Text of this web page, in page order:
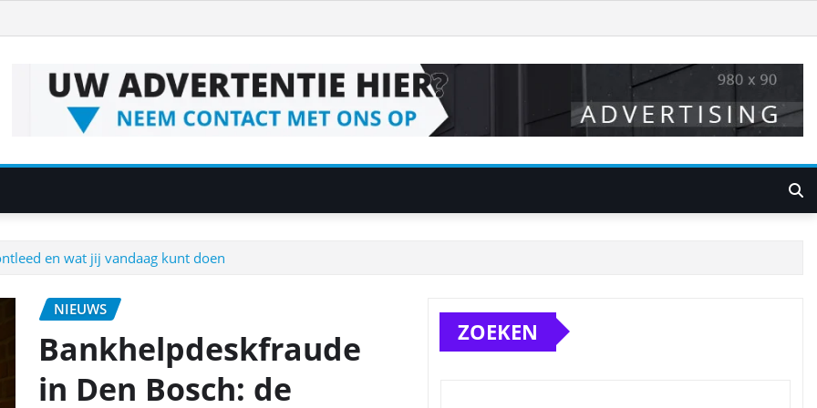
en wat jij vandaag kunt doen
NIEUWS
Bankhelpdeskfraude
in Den Bosch: de
ZOEKEN